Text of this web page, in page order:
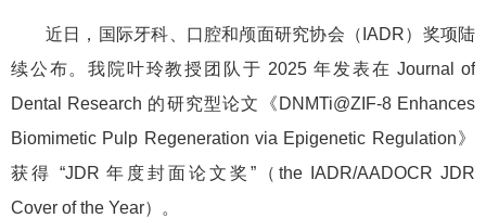
近日，国际牙科、口腔和颅面研究协会（IADR）奖项陆
续公布。我院叶玲教授团队于 2025 年发表在 Journal of
Dental Research 的研究型论文《DNMTi@ZIF-8 Enhances
Biomimetic Pulp Regeneration via Epigenetic Regulation》
获得 “JDR 年度封面论文奖”（the IADR/AADOCR JDR
Cover of the Year）。